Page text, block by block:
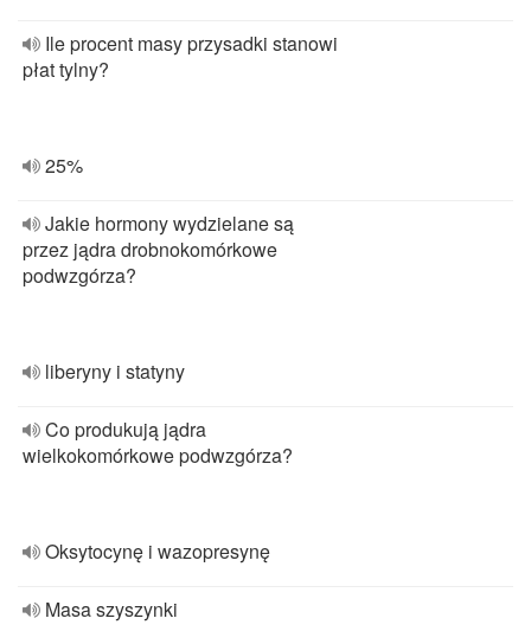
Ile procent masy przysadki stanowi
płat tylny?
25%
Jakie hormony wydzielane są
przez jądra drobnokomórkowe
podwzgórza?
liberyny i statyny
Co produkują jądra
wielkokomórkowe podwzgórza?
Oksytocynę i wazopresynę
Masa szyszynki